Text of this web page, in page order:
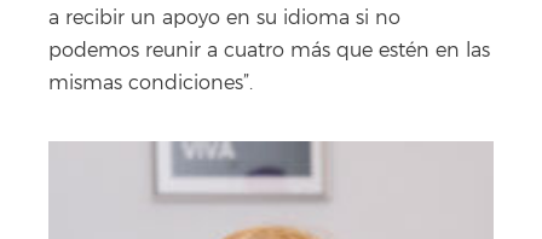
a recibir un apoyo en su idioma si no
podemos reunir a cuatro más que estén en las
mismas condiciones”.